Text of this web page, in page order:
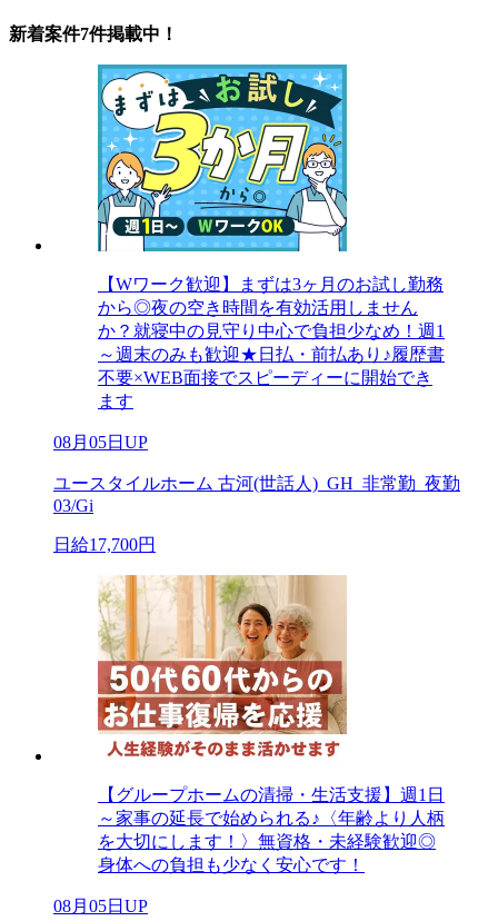
新着案件7件掲載中！
【Wワーク歓迎】まずは3ヶ月のお試し勤務
から◎夜の空き時間を有効活用しません
か？就寝中の見守り中心で負担少なめ！週1
～週末のみも歓迎★日払・前払あり♪履歴書
不要×WEB面接でスピーディーに開始でき
ます
08月05日UP
ユースタイルホーム 古河(世話人)_GH_非常勤_夜勤
03/Gi
日給17,700円
【グループホームの清掃・生活支援】週1日
～家事の延長で始められる♪〈年齢より人柄
を大切にします！〉無資格・未経験歓迎◎
身体への負担も少なく安心です！
08月05日UP